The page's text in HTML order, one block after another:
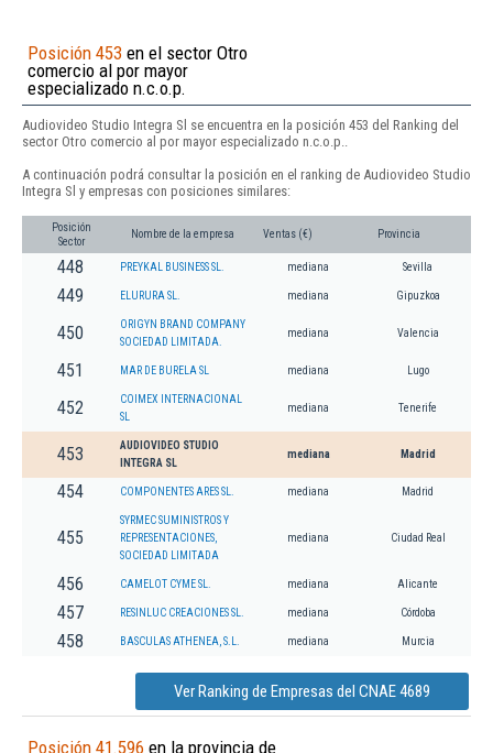
Posición 453 en el sector Otro
comercio al por mayor
especializado n.c.o.p.
Audiovideo Studio Integra Sl se encuentra en la posición 453 del Ranking del
sector Otro comercio al por mayor especializado n.c.o.p..
A continuación podrá consultar la posición en el ranking de Audiovideo Studio
Integra Sl y empresas con posiciones similares:
Posición
Sector
Nombre de la empresa Ventas (€) Provincia
448 PREYKAL BUSINESS SL. mediana Sevilla
449 ELURURA SL. mediana Gipuzkoa
450
ORIGYN BRAND COMPANY
SOCIEDAD LIMITADA.
mediana Valencia
451 MAR DE BURELA SL mediana Lugo
452
COIMEX INTERNACIONAL
SL
mediana Tenerife
453
AUDIOVIDEO STUDIO
INTEGRA SL
mediana Madrid
454 COMPONENTES ARES SL. mediana Madrid
455
SYRMEC SUMINISTROS Y
REPRESENTACIONES,
SOCIEDAD LIMITADA
mediana Ciudad Real
456 CAMELOT CYME SL. mediana Alicante
457 RESINLUC CREACIONES SL. mediana Córdoba
458 BASCULAS ATHENEA, S.L. mediana Murcia
Ver Ranking de Empresas del CNAE 4689
Posición 41.596 en la provincia de